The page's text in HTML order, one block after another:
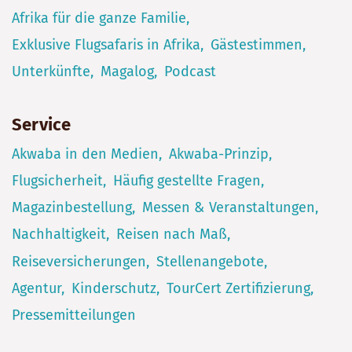
Afrika für die ganze Familie
Exklusive Flugsafaris in Afrika
Gästestimmen
Unterkünfte
Magalog Podcast
Service
Akwaba in den Medien
Akwaba-Prinzip
Flugsicherheit
Häufig gestellte Fragen
Magazinbestellung
Messen & Veranstaltungen
Nachhaltigkeit
Reisen nach Maß
Reiseversicherungen
Stellenangebote
Agentur
Kinderschutz TourCert Zertifizierung
Pressemitteilungen